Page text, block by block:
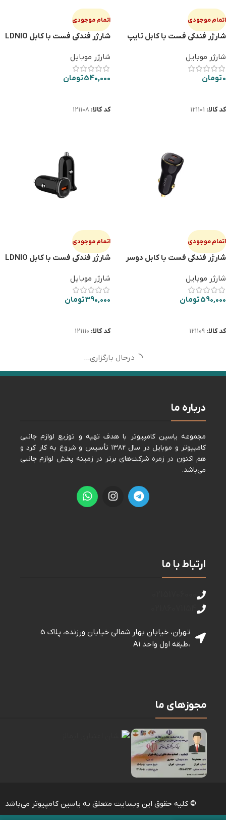
اتمام موجودی
شارژر فندکی فست با کابل تایپ
شارژر موبایل
0تومان
کد کالا: 121101
اتمام موجودی
شارژر فندکی فست با کابل LDNIO
شارژر موبایل
540,000تومان
کد کالا: 121108
اتمام موجودی
شارژر فندکی فست با کابل دوسر
شارژر موبایل
590,000تومان
کد کالا: 121109
اتمام موجودی
شارژر فندکی فست با کابل LDNIO
شارژر موبایل
390,000تومان
کد کالا: 121110
اتمام موجودی
درباره ما
مجموعه ياسين كامپيوتر با هدف تهيه و توزيع لوازم جانبی
كامپيوتر و موبايل در سال ١٣٨٢ تأسيس و شروع به كار كرد و
هم اكنون در زمره شركت‌های برتر در زمينه پخش لوازم جانبی
ارتباط با ما
02186071154